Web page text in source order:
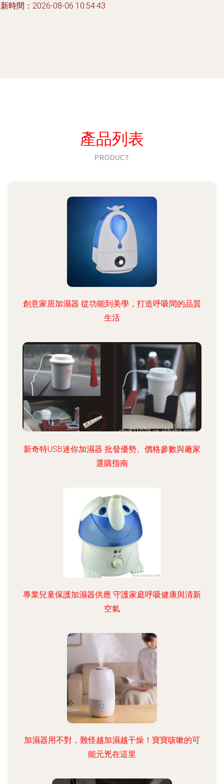
時間：2026-08-06 10:54:43
產品列表
PRODUCT
創意家居加濕器 從功能到美學，打造呼吸間的品質
生活
新奇特USB迷你加濕器 批發優勢、價格參數與廠家
選購指南
專業兒童保護加濕器供應 守護家庭呼吸健康與清新
空氣
加濕器用不對，難怪越加濕越干燥！寶寶咳嗽的可
能元兇在這里